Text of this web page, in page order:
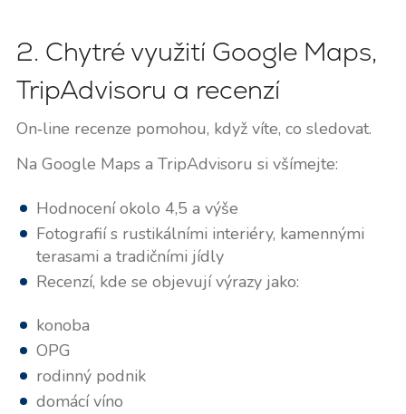
2. Chytré využití Google Maps,
TripAdvisoru a recenzí
On‑line recenze pomohou, když víte, co sledovat.
Na Google Maps a TripAdvisoru si všímejte:
Hodnocení okolo 4,5 a výše
Fotografií s rustikálními interiéry, kamennými
terasami a tradičními jídly
Recenzí, kde se objevují výrazy jako:
konoba
OPG
rodinný podnik
domácí víno